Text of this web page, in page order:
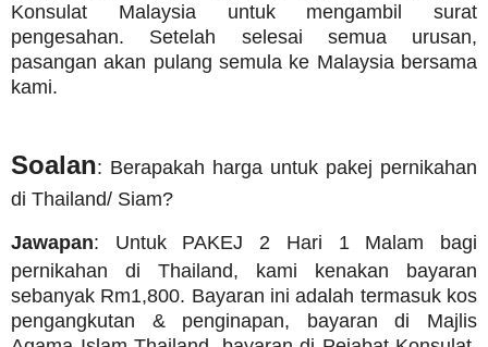
Konsulat Malaysia untuk mengambil surat
pengesahan. Setelah selesai semua urusan,
pasangan akan pulang semula ke Malaysia bersama
kami.
Soalan: Berapakah harga untuk pakej pernikahan
di Thailand/ Siam?
Jawapan: Untuk PAKEJ 2 Hari 1 Malam bagi
pernikahan di Thailand, kami kenakan bayaran
sebanyak Rm1,800. Bayaran ini adalah termasuk kos
pengangkutan & penginapan, bayaran di Majlis